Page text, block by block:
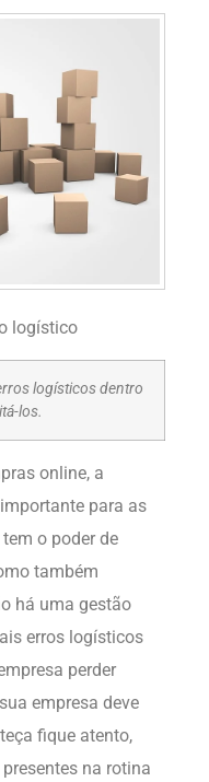
logístico
logísticos dentro
los.
online, a
para as
o poder de
também
há uma gestão
erros logísticos
perder
empresa deve
fique atento,
na rotina